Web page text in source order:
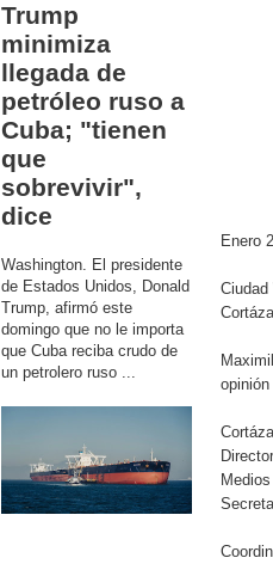
Trump
minimiza
llegada de
petróleo ruso a
Cuba; "tienen
que
sobrevivir",
dice
Washington. El presidente
de Estados Unidos, Donald
Trump, afirmó este
domingo que no le importa
que Cuba reciba crudo de
un petrolero ruso ...
Enero